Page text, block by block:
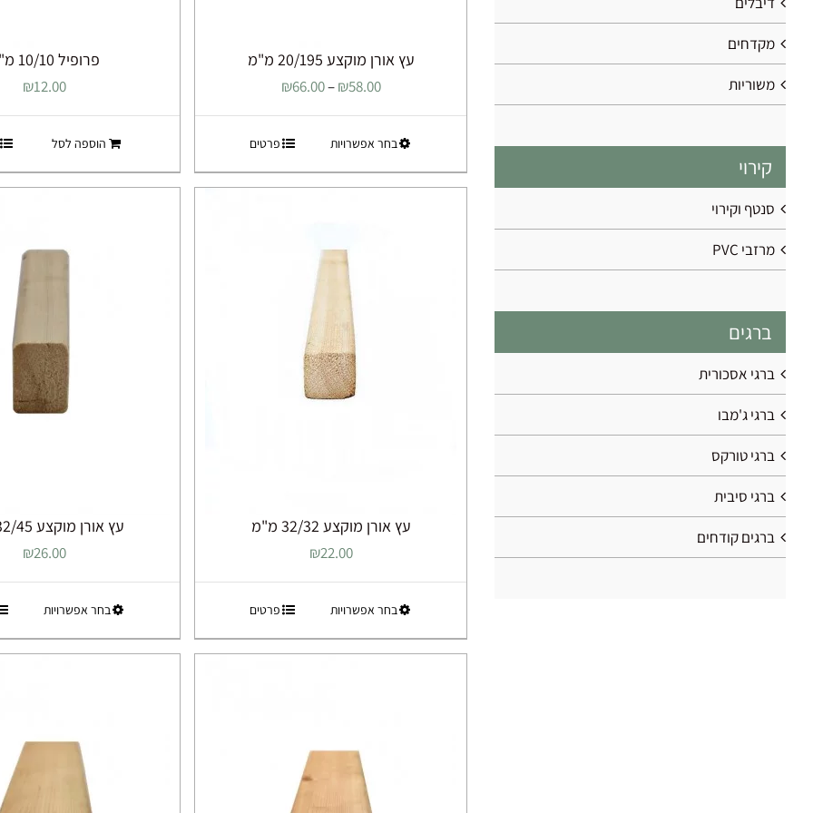
עץ אורן מוקצע 20/195 מ"מ
₪58.00
–
₪66.00
עד
⁦₪66.00⁩
בחר אפשרויותלמוצר
זה
יש
ניתן
לבחור
את
האפשרויות
בעמוד
המוצר
פרטים
פרופיל 10/10 מ"מ
₪12.00
הוספה לסל
עץ אורן מוקצע 32/32 מ"מ
₪22.00
בחר אפשרויותלמוצר
זה
יש
האפשרויות
בעמוד
פרטים
עץ אורן מוקצע 32/45 מ"מ
₪26.00
בחר אפשרויותלמוצר
זה
יש
לבחור
מקדחים
משוריות
קירוי
סנטף וקירוי
מרזבי PVC
ברגים
ברגי אסכורית
ברגי ג'מבו
ברגי טורקס
ברגי סיבית
ברגים קודחים